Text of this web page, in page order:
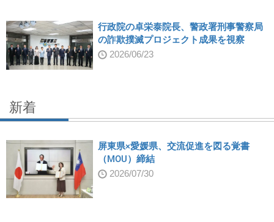
行政院の卓栄泰院長、警政署刑事警察局
の詐欺撲滅プロジェクト成果を視察
2026/06/23
新着
屏東県×愛媛県、交流促進を図る覚書
（MOU）締結
2026/07/30